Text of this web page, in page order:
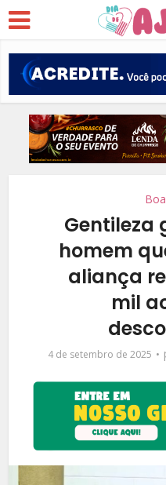
Gentileza
homem
aliança
mil
4 de setembro de 2025